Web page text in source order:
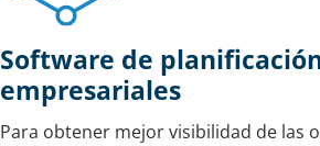
Software de
empresariales
Para obtener mejor visibilidad de las